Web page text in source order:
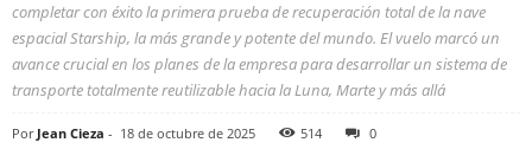
completar con éxito la primera prueba de recuperación total de la nave
espacial Starship, la más grande y potente del mundo. El vuelo marcó un
avance crucial en los planes de la empresa para desarrollar un sistema de
transporte totalmente reutilizable hacia la Luna, Marte y más allá
Por Jean Cieza - 18 de octubre de 2025 514 0